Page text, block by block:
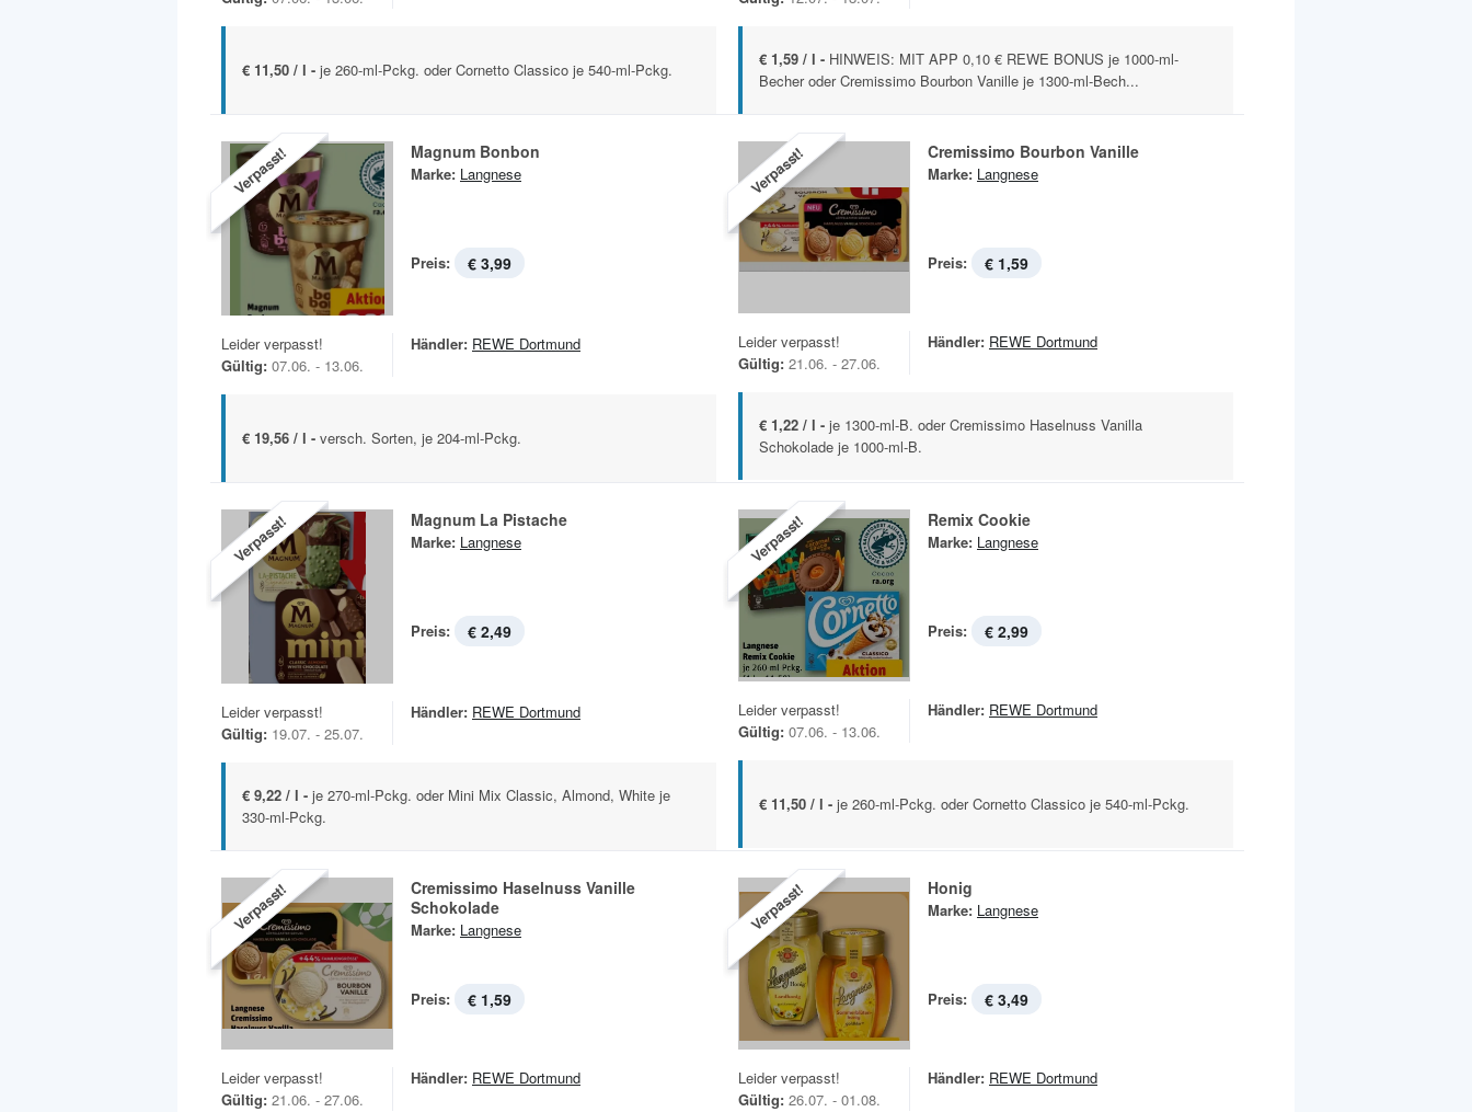
€ 11,50 / l - je 260-ml-Pckg. oder Cornetto Classico je 540-ml-Pckg.
€ 1,59 / l - HINWEIS: MIT APP 0,10 € REWE BONUS je 1000-ml-
Becher oder Cremissimo Bourbon Vanille je 1300-ml-Bech...
Verpasst! Magnum Bonbon
Marke: Langnese
Preis: € 3,99
Leider verpasst!
Gültig: 07.06. - 13.06.
Händler: REWE Dortmund
€ 19,56 / l - versch. Sorten, je 204-ml-Pckg.
Verpasst! Cremissimo Bourbon Vanille
Marke: Langnese
Preis: € 1,59
Leider verpasst!
Gültig: 21.06. - 27.06.
Händler: REWE Dortmund
€ 1,22 / l - je 1300-ml-B. oder Cremissimo Haselnuss Vanilla
Schokolade je 1000-ml-B.
Verpasst! Magnum La Pistache
Marke: Langnese
Preis: € 2,49
Leider verpasst!
Gültig: 19.07. - 25.07.
Händler: REWE Dortmund
€ 9,22 / l - je 270-ml-Pckg. oder Mini Mix Classic, Almond, White je
330-ml-Pckg.
Verpasst! Remix Cookie
Marke: Langnese
Preis: € 2,99
Leider verpasst!
Gültig: 07.06. - 13.06.
Händler: REWE Dortmund
€ 11,50 / l - je 260-ml-Pckg. oder Cornetto Classico je 540-ml-Pckg.
Verpasst!
Cremissimo Haselnuss Vanille
Schokolade
Marke: Langnese
Preis: € 1,59
Leider verpasst!
Gültig: 21.06. - 27.06.
Händler: REWE Dortmund
Verpasst! Honig
Marke: Langnese
Preis: € 3,49
Leider verpasst!
Gültig: 26.07. - 01.08.
Händler: REWE Dortmund